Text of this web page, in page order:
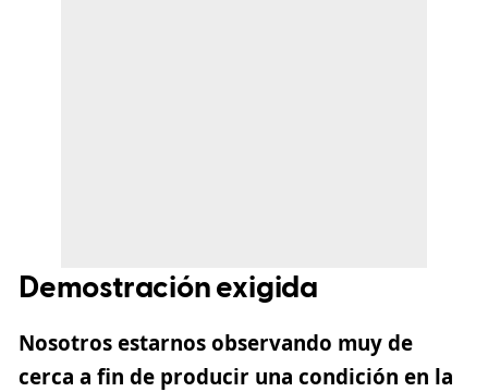
Demostración exigida
Nosotros estarnos observando muy de
cerca a fin de producir una condición en la